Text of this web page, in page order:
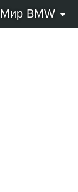
Мир BMW